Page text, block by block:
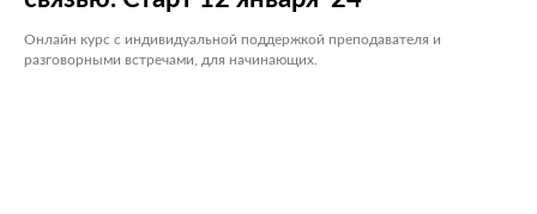
Онлайн курс с индивидуальной поддержкой преподавателя и
разговорными встречами, для начинающих.